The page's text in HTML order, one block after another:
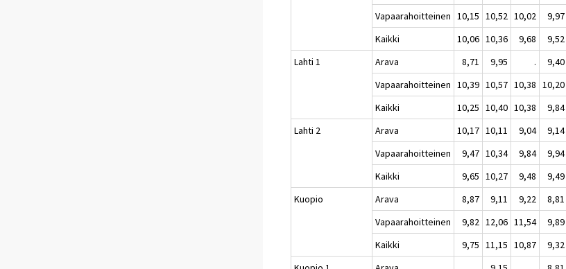
Vapaarahoitteinen 10,15 10,52 10,02 9,97
Kaikki
10,06 10,36 9,68 9,52
Lahti 1
Arava 8,71 9,95 . 9,40
Vapaarahoitteinen 10,39 10,57 10,38 10,20
Kaikki
10,25 10,40 10,38 9,84
Lahti 2
Arava 10,17 10,11 9,04 9,14
Vapaarahoitteinen
9,47 10,34 9,84 9,94
Kaikki
9,65 10,27 9,48 9,49
Kuopio
Arava 8,87 9,11 9,22 8,81
Vapaarahoitteinen
9,82 12,06 11,54 9,89
Kaikki
9,75 11,15 10,87 9,32